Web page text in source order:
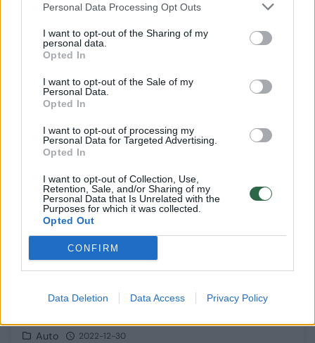
Personal Data Processing Opt Outs
I want to opt-out of the Sharing of my
personal data.
Opted In
I want to opt-out of the Sale of my
Personal Data.
Opted In
I want to opt-out of processing my
Personal Data for Targeted Advertising.
Opted In
I want to opt-out of Collection, Use,
Retention, Sale, and/or Sharing of my
Personal Data that Is Unrelated with the
Purposes for which it was collected.
Opted Out
CONFIRM
Data Deletion Data Access Privacy Policy
Auto
Royce“ – lenktynėse galima pamatyti ir
Auto 2022-12-30